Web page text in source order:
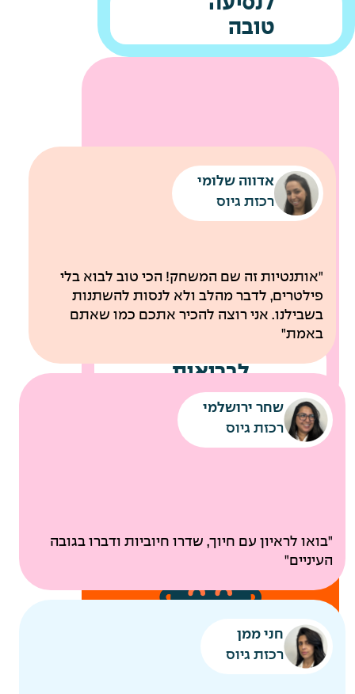
טובה
שירותי מוניות לחניונים
רכבת קלה עד למשרדי החברה
לבריאות
ביטוח בריאות קולקטיבי
בדיקות רפואיות תקופתיות
אדווה שלומי
רכזת גיוס
"אותנטיות זה שם המשחק! הכי טוב לבוא בלי
פילטרים, לדבר מהלב ולא לנסות להשתנות
בשבילנו. אני רוצה להכיר אתכם כמו שאתם
באמת"
שחר ירושלמי
רכזת גיוס
"בואו לראיון עם חיוך, שדרו חיוביות ודברו בגובה
העיניים"
חני ממן
רכזת גיוס